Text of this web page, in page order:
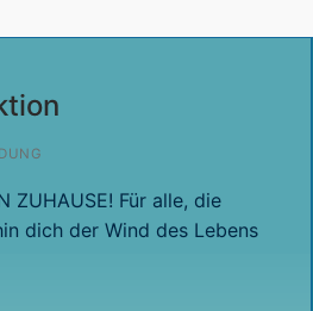
ZUHAUSE! Für alle, die
dich der Wind des Lebens